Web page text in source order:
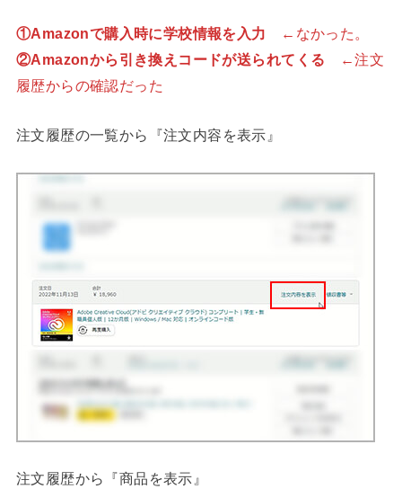
①Amazonで購入時に学校情報を入力
←なかった。
②Amazonから引き換えコードが送られてくる ←注文
履歴からの確認だった
注文履歴の一覧から『注文内容を表示』
注文履歴から『商品を表示』